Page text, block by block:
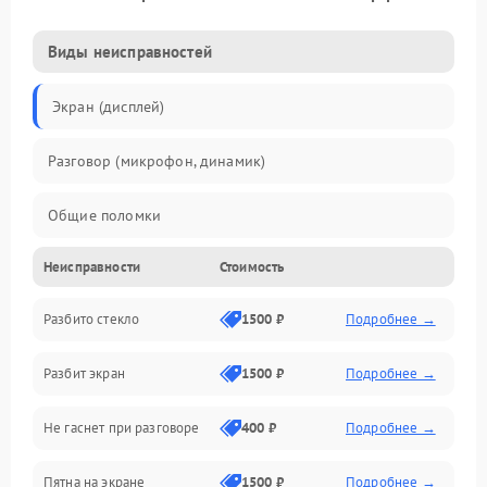
Виды неисправностей
Экран (дисплей)
Разговор (микрофон, динамик)
Общие поломки
Проблемы связи
Камеры
Проблемы с дисплеем и сенсором
Зарядка
Неисправности Стоимость
Разбито стекло 1500 ₽ Подробнее →
Разбит экран 1500 ₽ Подробнее →
Не гаснет при разговоре 400 ₽ Подробнее →
Пятна на экране 1500 ₽ Подробнее →